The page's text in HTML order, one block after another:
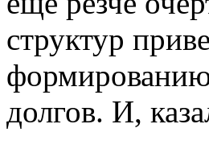
структур
формированию
долгов. И,